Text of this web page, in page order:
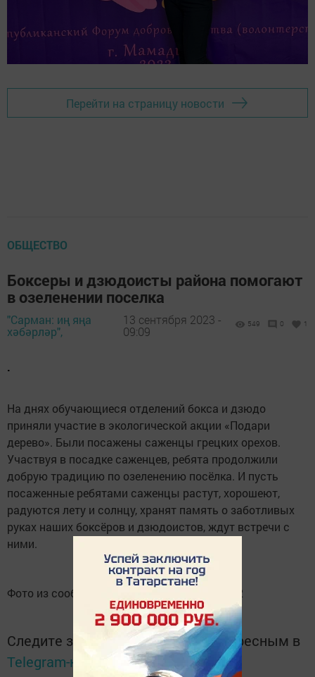
Перейти на страницу новости
ОБЩЕСТВО
Боксеры и дзюдоисты района помогают
в озеленении поселка
"Сарман: иң яңа
хәбәрләр",
13 сентября 2023 -
09:09
549 0 1
.
На днях обучающиеся отделений бокса и дзюдо
приняли участие в экологической акции «Подари
дерево». Были посажены саженцы грецких орехов.
Участвуя в посадке саженцев, ребята продолжили
добрую традицию по озеленению посёлка. И пусть
посаженные ребятами саженцы растут, хорошеют,
радуются лету и солнцу, хранят память о заботливых
руках наших боксёров и дзюдоистов, ждут встречи с
ними.
Фото из сообщества спортивной школы №2
Следите за самым важным и интересным в
Telegram-канале
Татмедиа